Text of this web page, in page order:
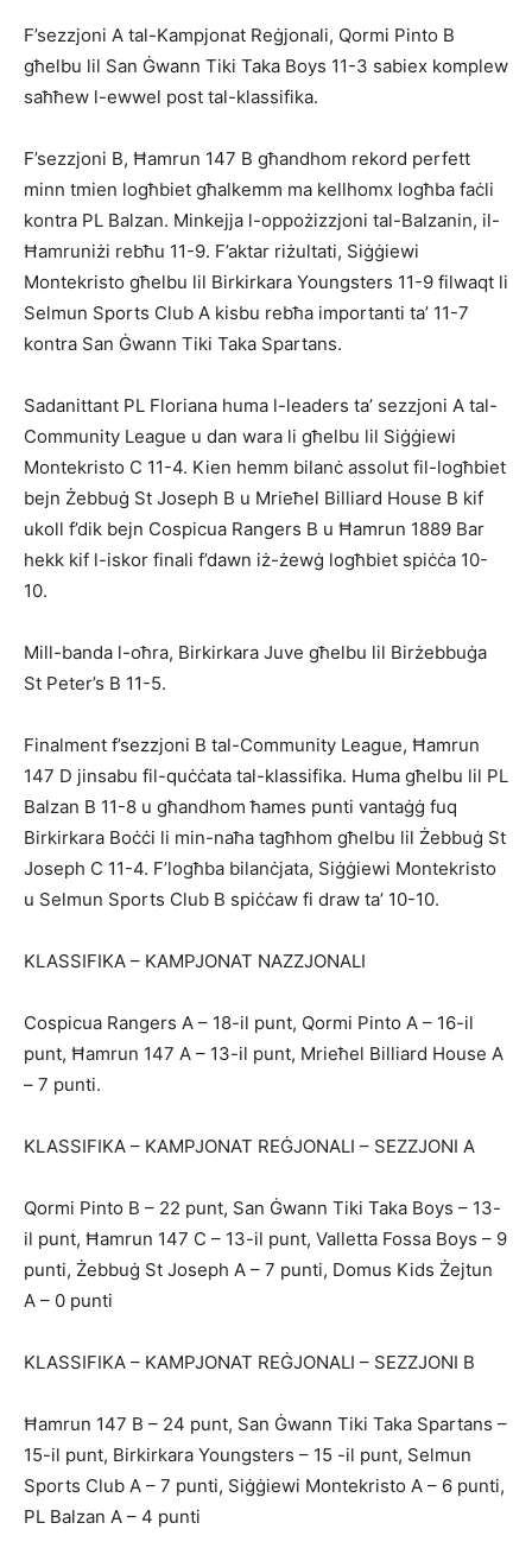
F’sezzjoni A tal-Kampjonat Reġjonali, Qormi Pinto B
għelbu lil San Ġwann Tiki Taka Boys 11-3 sabiex komplew
saħħew l-ewwel post tal-klassifika.
F’sezzjoni B, Ħamrun 147 B għandhom rekord perfett
minn tmien logħbiet għalkemm ma kellhomx logħba faċli
kontra PL Balzan. Minkejja l-oppożizzjoni tal-Balzanin, il-
Ħamruniżi rebħu 11-9. F’aktar riżultati, Siġġiewi
Montekristo għelbu lil Birkirkara Youngsters 11-9 filwaqt li
Selmun Sports Club A kisbu rebħa importanti ta’ 11-7
kontra San Ġwann Tiki Taka Spartans.
Sadanittant PL Floriana huma l-leaders ta’ sezzjoni A tal-
Community League u dan wara li għelbu lil Siġġiewi
Montekristo C 11-4. Kien hemm bilanċ assolut fil-logħbiet
bejn Żebbuġ St Joseph B u Mrieħel Billiard House B kif
ukoll f’dik bejn Cospicua Rangers B u Ħamrun 1889 Bar
hekk kif l-iskor finali f’dawn iż-żewġ logħbiet spiċċa 10-
10.
Mill-banda l-oħra, Birkirkara Juve għelbu lil Birżebbuġa
St Peter’s B 11-5.
Finalment f’sezzjoni B tal-Community League, Ħamrun
147 D jinsabu fil-quċċata tal-klassifika. Huma għelbu lil PL
Balzan B 11-8 u għandhom ħames punti vantaġġ fuq
Birkirkara Boċċi li min-naħa tagħhom għelbu lil Żebbuġ St
Joseph C 11-4. F’logħba bilanċjata, Siġġiewi Montekristo
u Selmun Sports Club B spiċċaw fi draw ta’ 10-10.
KLASSIFIKA – KAMPJONAT NAZZJONALI
Cospicua Rangers A – 18-il punt, Qormi Pinto A – 16-il
punt, Ħamrun 147 A – 13-il punt, Mrieħel Billiard House A
– 7 punti.
KLASSIFIKA – KAMPJONAT REĠJONALI – SEZZJONI A
Qormi Pinto B – 22 punt, San Ġwann Tiki Taka Boys – 13-
il punt, Ħamrun 147 C – 13-il punt, Valletta Fossa Boys – 9
punti, Żebbuġ St Joseph A – 7 punti, Domus Kids Żejtun
A – 0 punti
KLASSIFIKA – KAMPJONAT REĠJONALI – SEZZJONI B
Ħamrun 147 B – 24 punt, San Ġwann Tiki Taka Spartans –
15-il punt, Birkirkara Youngsters – 15 -il punt, Selmun
Sports Club A – 7 punti, Siġġiewi Montekristo A – 6 punti,
PL Balzan A – 4 punti